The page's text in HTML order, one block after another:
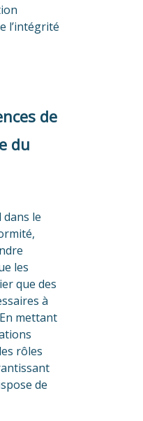
l’intégrité
de
du
dans le
les
que des
à
mettant
rôles
de